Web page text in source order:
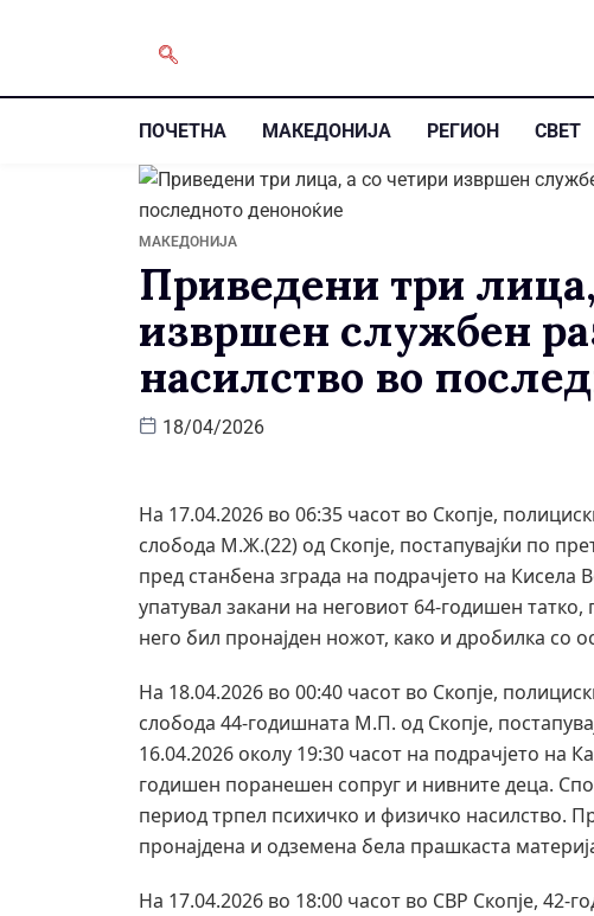
ПОЧЕТНА МАКЕДОНИЈА РЕГИОН СВЕТ
МАКЕДОНИЈА
Приведени три
извршен службен
насилство во
18/04/2026
На 17.04.2026 во 06:35 часот во Скопје,
слобода М.Ж.(22) од Скопје, постапувајќи по
пред станбена зграда на подрачјето на Кисела
упатувал закани на неговиот 64-годишен
него бил пронајден ножот, како и дробилка со
На 18.04.2026 во 00:40 часот во Скопје,
слобода 44-годишната М.П. од Скопје,
16.04.2026 околу 19:30 часот на подрачјето на
годишен поранешен сопруг и нивните деца.
период трпел психичко и физичко насилство.
пронајдена и одземена бела прашкаста
На 17.04.2026 во 18:00 часот во СВР Скопје, 42-